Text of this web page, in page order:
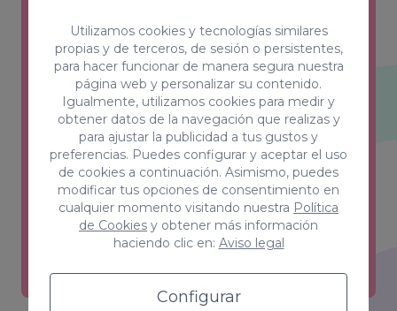
Utilizamos cookies y tecnologías similares
propias y de terceros, de sesión o persistentes,
para hacer funcionar de manera segura nuestra
página web y personalizar su contenido.
Igualmente, utilizamos cookies para medir y
obtener datos de la navegación que realizas y
para ajustar la publicidad a tus gustos y
preferencias. Puedes configurar y aceptar el uso
de cookies a continuación. Asimismo, puedes
modificar tus opciones de consentimiento en
cualquier momento visitando nuestra Política
de Cookies y obtener más información
haciendo clic en: Aviso legal
Configurar
Creativity & Design
Estilos, color, forma y sensaciones son
las claves de un equipo que ha
conseguido el equilibrio perfecto entre
creatividad y funcionalidad.
Ver más